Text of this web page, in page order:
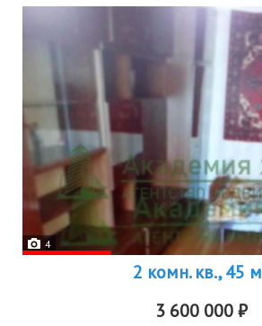
4
2 комн. кв., 45 м
3 600 000 ₽